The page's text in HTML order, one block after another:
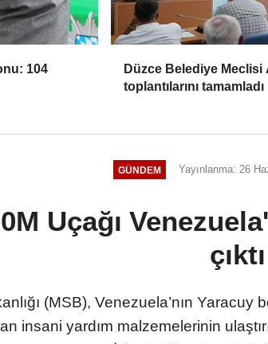
104
Düzce Belediye Meclisi
toplantılarını tamamladı
GÜNDEM Yayınlanma: 26
Uçağı
çıktı
(MSB), Venezuela’nın
insani yardım malzemelerinin